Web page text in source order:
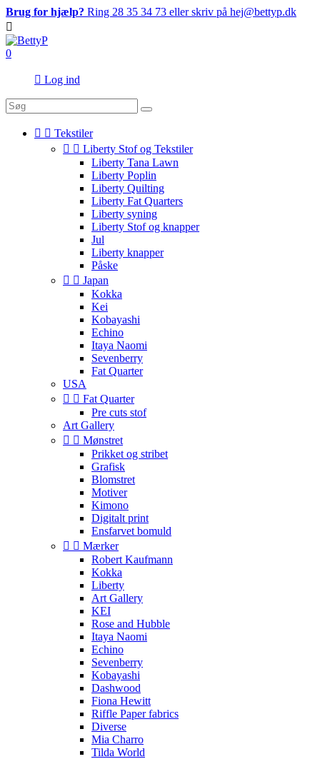
Brug for hjælp? Ring 28 35 34 73 eller skriv på hej@bettyp.dk

0
 Log ind
  Tekstiler
  Liberty Stof og Tekstiler
Liberty Tana Lawn
Liberty Poplin
Liberty Quilting
Liberty Fat Quarters
Liberty syning
Liberty Stof og knapper
Jul
Liberty knapper
Påske
  Japan
Kokka
Kei
Kobayashi
Echino
Itaya Naomi
Sevenberry
Fat Quarter
USA
  Fat Quarter
Pre cuts stof
Art Gallery
  Mønstret
Prikket og stribet
Grafisk
Blomstret
Motiver
Kimono
Digitalt print
Ensfarvet bomuld
  Mærker
Robert Kaufmann
Kokka
Liberty
Art Gallery
KEI
Rose and Hubble
Itaya Naomi
Echino
Sevenberry
Kobayashi
Dashwood
Fiona Hewitt
Riffle Paper fabrics
Diverse
Mia Charro
Tilda World